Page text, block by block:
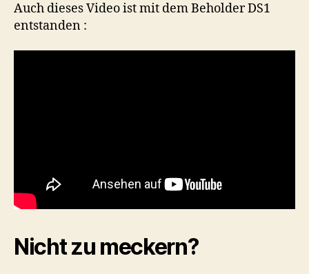
Auch dieses Video ist mit dem Beholder DS1
entstanden :
Nicht zu meckern?